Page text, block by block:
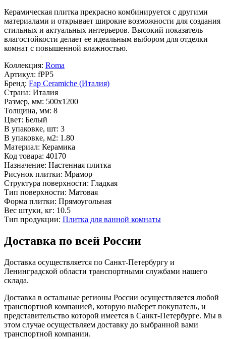
Керамическая плитка прекрасно комбинируется с другими
материалами и открывает широкие возможности для создания
стильных и актуальных интерьеров. Высокий показатель
влагостойкости делает ее идеальным выбором для отделки
комнат с повышенной влажностью.
Коллекция: Roma
Артикул: fPP5
Бренд: Fap Ceramiche (Италия)
Страна: Италия
Размер, мм: 500x1200
Толщина, мм: 8
Цвет: Белый
В упаковке, шт: 3
В упаковке, м2: 1.80
Материал: Керамика
Код товара: 40170
Назначение: Настенная плитка
Рисунок плитки: Мрамор
Структура поверхности: Гладкая
Тип поверхности: Матовая
Форма плитки: Прямоугольная
Вес штуки, кг: 10.5
Тип продукции: Плитка для ванной комнаты
Доставка по всей России
Доставка осуществляется по Санкт-Петербургу и
Ленинградской области транспортными службами нашего
склада.
Доставка в остальные регионы России осуществляется любой
транспортной компанией, которую выберет покупатель, и
представительство которой имеется в Санкт-Петербурге. Мы в
этом случае осуществляем доставку до выбранной вами
транспортной компании.